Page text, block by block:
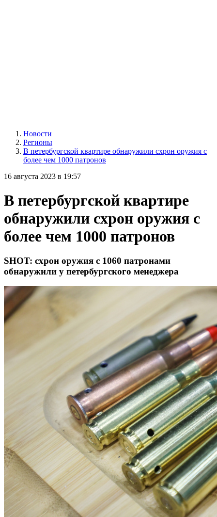
Новости
Регионы
В петербургской квартире обнаружили схрон оружия с
более чем 1000 патронов
16 августа 2023 в 19:57
В петербургской квартире
обнаружили схрон оружия с
более чем 1000 патронов
SHOT: схрон оружия с 1060 патронами
обнаружили у петербургского менеджера